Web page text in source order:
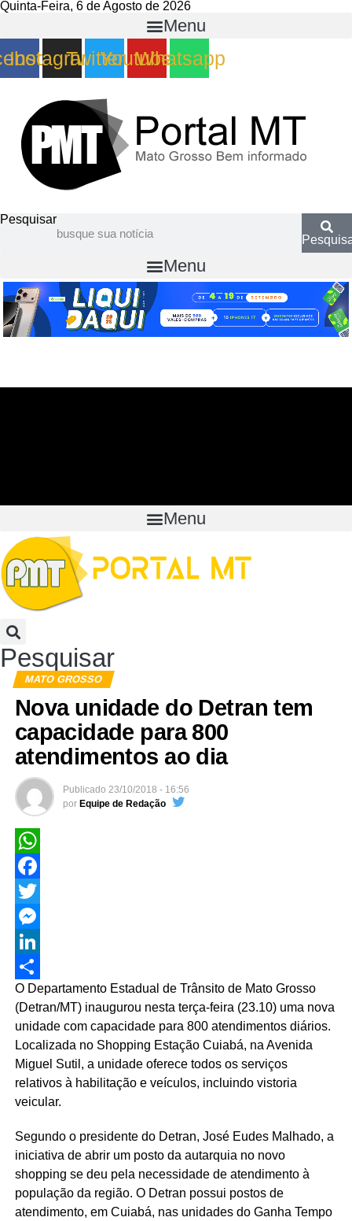
Quinta-Feira, 6 de Agosto de 2026
Menu
Instagram
TwitterYoutubeWhatsapp
Pesquisar
Menu
Menu
Pesquisar
MATO GROSSO
Nova unidade do Detran tem
capacidade para 800
atendimentos ao dia
Publicado 23/10/2018 - 16:56
por Equipe de Redação
WhatsApp
Facebook
Twitter
Messenger
LinkedIn
Share
O Departamento Estadual de Trânsito de Mato Grosso
(Detran/MT) inaugurou nesta terça-feira (23.10) uma nova
unidade com capacidade para 800 atendimentos diários.
Localizada no Shopping Estação Cuiabá, na Avenida
Miguel Sutil, a unidade oferece todos os serviços
relativos à habilitação e veículos, incluindo vistoria
veicular.
Segundo o presidente do Detran, José Eudes Malhado, a
iniciativa de abrir um posto da autarquia no novo
shopping se deu pela necessidade de atendimento à
população da região. O Detran possui postos de
atendimento, em Cuiabá, nas unidades do Ganha Tempo